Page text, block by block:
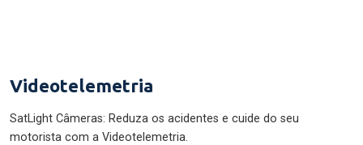
Videotelemetria
SatLight Câmeras: Reduza os acidentes e cuide do seu
motorista com a Videotelemetria.